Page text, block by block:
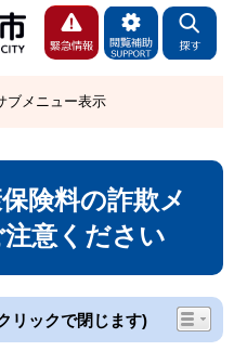
ブメニュー表示
険料の詐欺メ
意ください
リックで閉じます)